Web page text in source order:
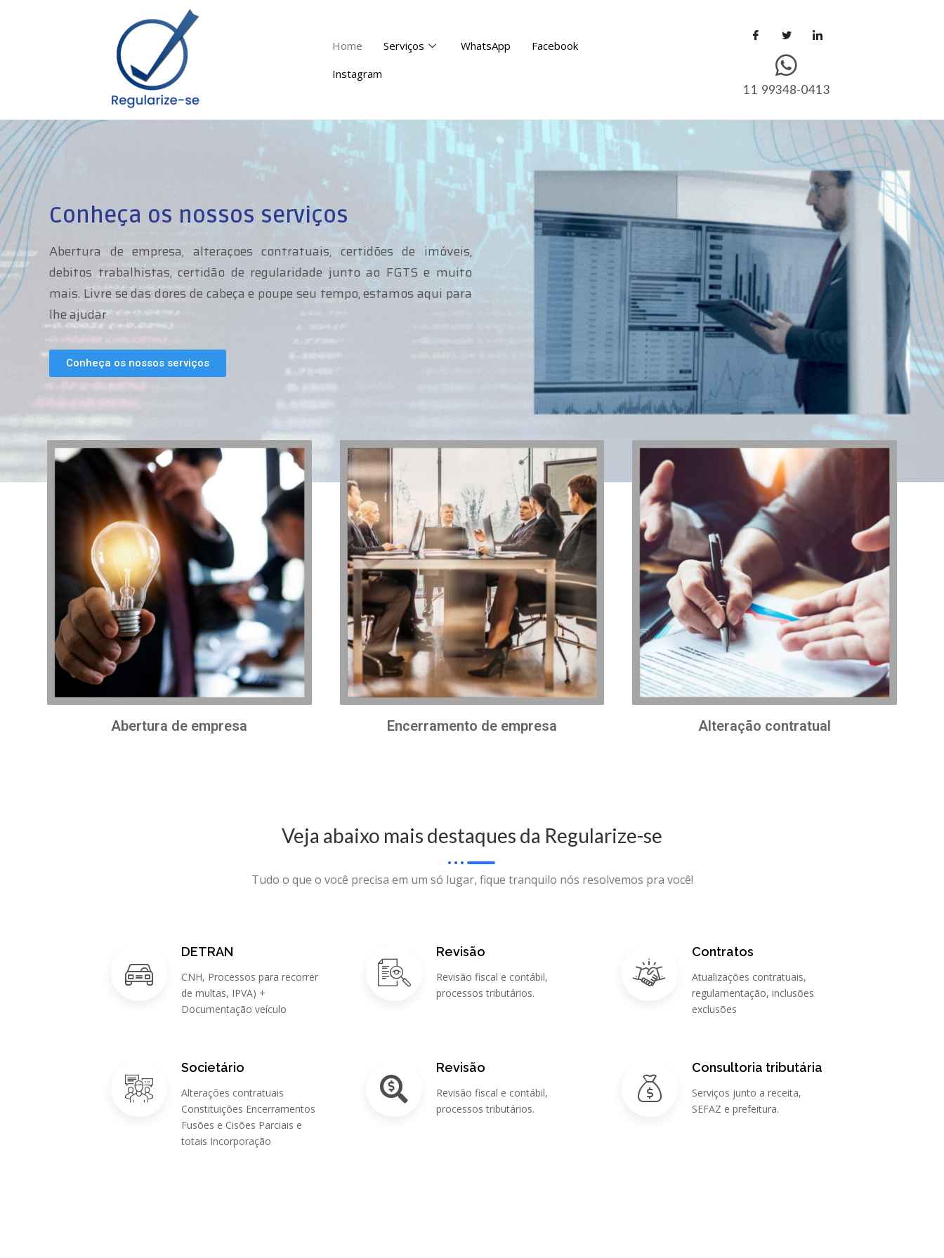
Home Serviços WhatsApp
Facebook
Instagram
11 99348-0413
Conheça os nossos serviços
Abertura de empresa, alteraçoes contratuais, certidões de imóveis,
debitos trabalhistas, certidão de regularidade junto ao FGTS e muito
mais. Livre se das dores de cabeça e poupe seu tempo, estamos aqui para
lhe ajudar
Conheça os nossos serviços
Abertura de empresa Encerramento de empresa Alteração contratual
Veja abaixo mais destaques da Regularize-se
Tudo o que o você precisa em um só lugar, fique tranquilo nós resolvemos pra você!
DETRAN
CNH, Processos para recorrer
de multas, IPVA) +
Documentação veículo
Revisão
Revisão fiscal e contábil,
processos tributários.
Contratos
Atualizações contratuais,
regulamentação, inclusões
exclusões
Societário
Alterações contratuais
Constituições Encerramentos
Fusões e Cisões Parciais e
totais Incorporação
Revisão
Revisão fiscal e contábil,
processos tributários.
Consultoria tributária
Serviços junto a receita,
SEFAZ e prefeitura.